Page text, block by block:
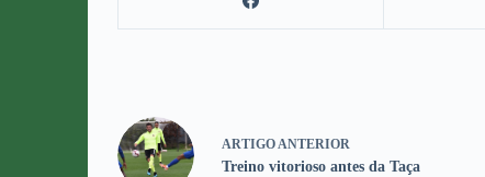
ARTIGOANTERIOR
Treino vitorioso antes da Taça